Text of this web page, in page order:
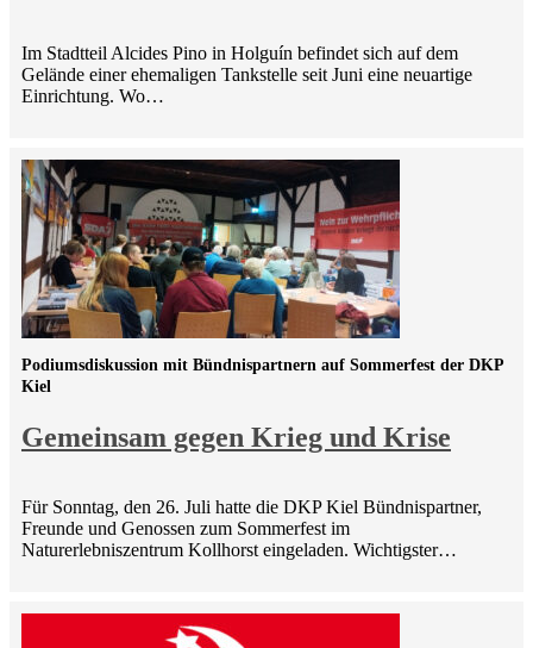
Im Stadtteil Alcides Pino in Holguín befindet sich auf dem
Gelände einer ehemaligen Tankstelle seit Juni eine neuartige
Einrichtung. Wo…
Gemeinsam gegen Krieg und Krise
Podiumsdiskussion mit Bündnispartnern auf Sommerfest der DKP
Kiel
Für Sonntag, den 26. Juli hatte die DKP Kiel Bündnispartner,
Freunde und Genossen zum Sommerfest im
Naturerlebniszentrum Kollhorst eingeladen. Wichtigster…